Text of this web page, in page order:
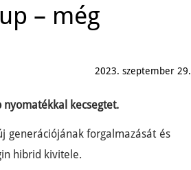
– még
2023. szeptember 29.
nyomatékkal kecsegtet.
generációjának forgalmazását és
hibrid kivitele.